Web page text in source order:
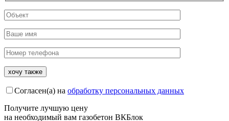
Согласен(а) на обработку персональных данных
Получите лучшую цену
на необходимый вам газобетон ВКБлок